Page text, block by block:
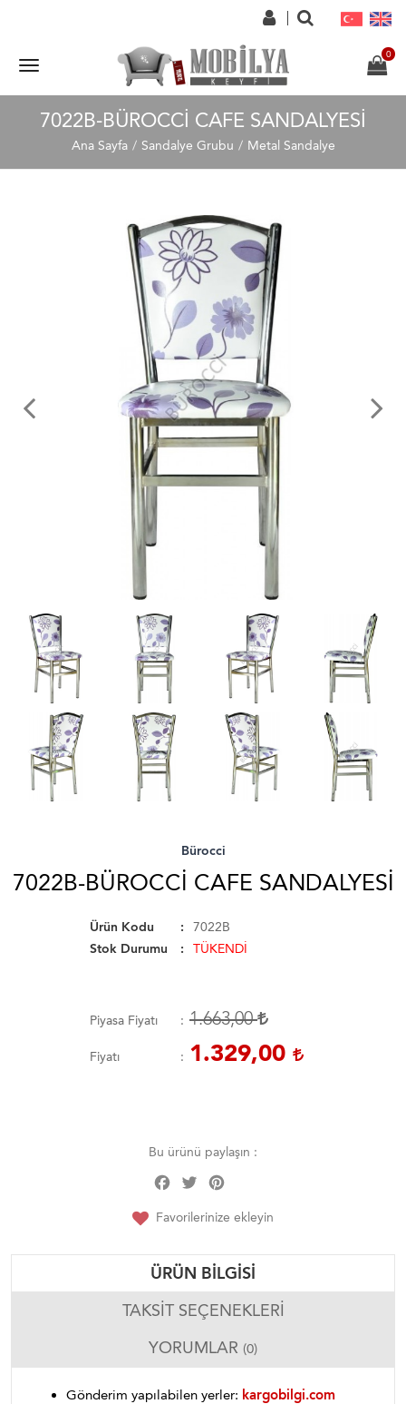
7022B-BÜROCCI CAFE SANDALYESI
Ana Sayfa Sandalye Grubu Metal Sandalye
Bürocci
7022B-BÜROCCI CAFE SANDALYESI
Ürün Kodu
7022B
Stok Durumu
TÜKENDİ
Piyasa Fiyatı 1.663,00
Fiyatı 1.329,00
Bu ürünü paylaşın :
Facebook
Twitter
Favorilerinize ekleyin
ÜRÜN BILGISI
TAKSIT SEÇENEKLERI
YORUMLAR (0)
Gönderim yapılabilen yerler: kargobilgi.com